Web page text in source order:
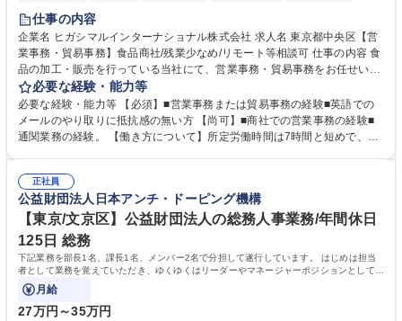
仕事の内容
企業名 ヒガシマルインターナショナル株式会社 求人名 東京都中央区【営
業事務・貿易事務】食品商社/残業少なめ/リモート等相談可 仕事の内容 食
品の加工・販売を行っている当社にて、営業事務・貿易事務をお任せいた
します。営業社員のサポートポジションとして、受発注から海外工場との
調整まで幅広く対応し、当社事業の根幹を支えていただきます。 ■受発注
業務、請求書発行 ■海外工場とのスケジュール調整 ■在庫管理 ■輸入書類
の確認・作成 ■配送手配 ■通関業者を通して行う輸出入業全般 ■倉庫との
ルプロデュースしているため、商品に関わる全ての業務をサポート頂きま
す。 募集職種 東京都中央区【営業事務・貿易事務】食品商社/残業少なめ/
リモート等相談可
必要な経験・能力等
必要な経験・能力等 【必須】■営業事務または貿易事務の経験■英語での
メールのやり取りに抵抗感の無い方 【尚可】■商社での営業事務の経験■
通関業務の経験。 【働き方について】所定労働時間は7時間と短めで、残
の強み】1991年の設立以来、外食産業を中心としたお客様の多様なニー
ズに沿った冷凍水産物等の生産・輸入・販売を一貫して手掛けています。
自社工場と海外拠点の強固な連携によるワンストップサービスが最大の強
みです。 学歴・資格 学歴：大学院 大学 語学力：英語 資格：
正社員
公益財団法人日本アンチ・ドーピング機構
【東京/文京区】公益財団法人の総務人事業務/年間休日
125日 総務
下記業務を部長1名、課長1名、メンバー2名で分担して遂行しています。 はじめは担当
者として業務を覚えていただき、ゆくゆくはリーダーやマネージャーポジションとして活
躍いただくことを期待しています。
月給
27万円～35万円